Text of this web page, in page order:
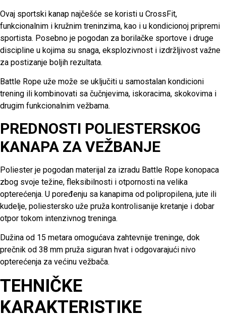
Ovaj sportski kanap najčešće se koristi u CrossFit,
funkcionalnim i kružnim treninzima, kao i u kondicionoj pripremi
sportista. Posebno je pogodan za borilačke sportove i druge
discipline u kojima su snaga, eksplozivnost i izdržljivost važne
za postizanje boljih rezultata.
Battle Rope uže može se uključiti u samostalan kondicioni
trening ili kombinovati sa čučnjevima, iskoracima, skokovima i
drugim funkcionalnim vežbama.
PREDNOSTI POLIESTERSKOG
KANAPA ZA VEŽBANJE
Poliester je pogodan materijal za izradu Battle Rope konopaca
zbog svoje težine, fleksibilnosti i otpornosti na velika
opterećenja. U poređenju sa kanapima od polipropilena, jute ili
kudelje, poliestersko uže pruža kontrolisanije kretanje i dobar
otpor tokom intenzivnog treninga.
Dužina od 15 metara omogućava zahtevnije treninge, dok
prečnik od 38 mm pruža siguran hvat i odgovarajući nivo
opterećenja za većinu vežbača.
TEHNIČKE
KARAKTERISTIKE